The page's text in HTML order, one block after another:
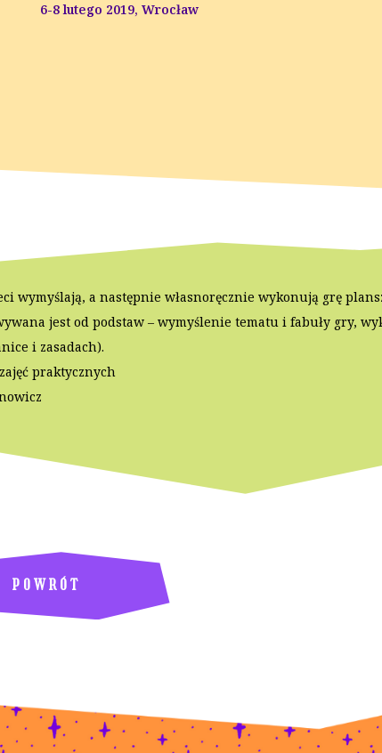
6-8 lutego 2019, Wrocław
wymyślają, a następnie własnoręcznie wykonują grę
jest od podstaw – wymyślenie tematu i fabuły gry,
i zasadach).
praktycznych
POWRÓT